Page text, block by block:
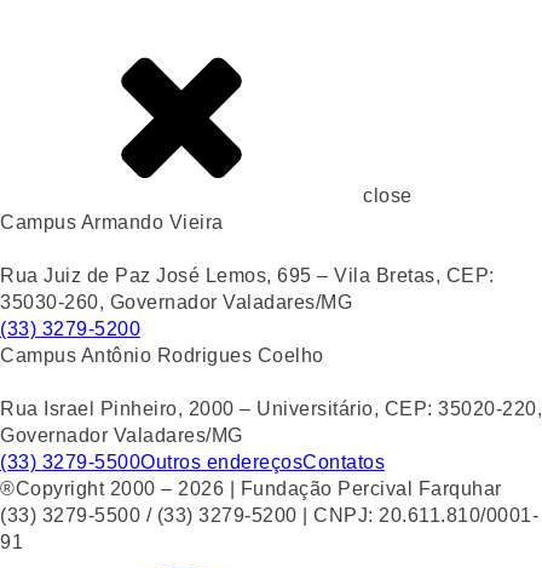
close
Campus Armando Vieira
Rua Juiz de Paz José Lemos, 695 – Vila Bretas, CEP:
35030-260, Governador Valadares/MG
(33) 3279-5200
Campus Antônio Rodrigues Coelho
Rua Israel Pinheiro, 2000 – Universitário, CEP: 35020-220,
Governador Valadares/MG
(33) 3279-5500Outros endereçosContatos
®Copyright 2000 – 2026 | Fundação Percival Farquhar
(33) 3279-5500 / (33) 3279-5200 | CNPJ: 20.611.810/0001-
91